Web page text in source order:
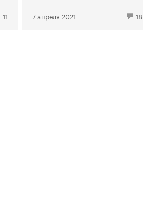
11 7 апреля 2021 18